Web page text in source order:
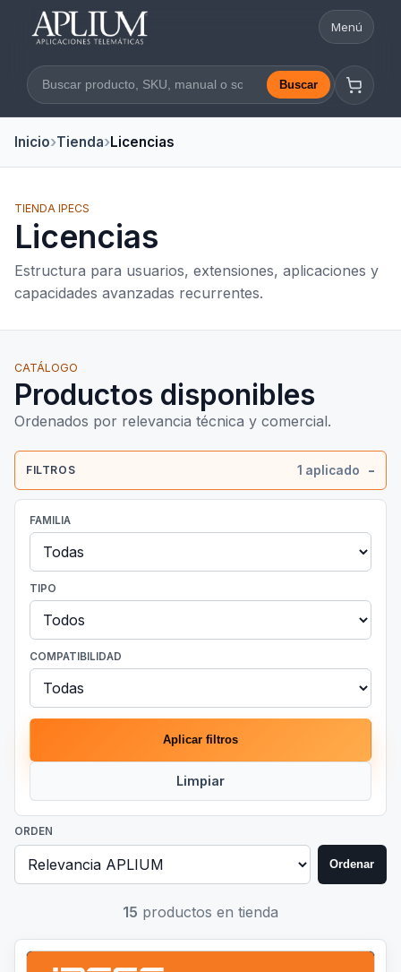
Abrir
Menú
Buscar en la web Buscar
Inicio Tienda Licencias
TIENDA IPECS
Licencias
Estructura para usuarios, extensiones, aplicaciones y
capacidades avanzadas recurrentes.
CATÁLOGO
Productos disponibles
Ordenados por relevancia técnica y comercial.
FILTROS 1 aplicado
FAMILIA
TIPO
COMPATIBILIDAD
Aplicar filtros
Limpiar
ORDEN
Ordenar
15 productos en tienda